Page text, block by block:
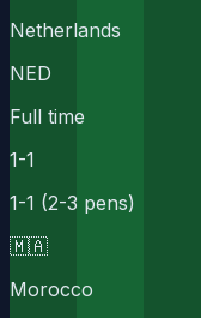
Netherlands
NED
Full time
1-1
1-1 (2-3 pens)
🇲🇦
Morocco